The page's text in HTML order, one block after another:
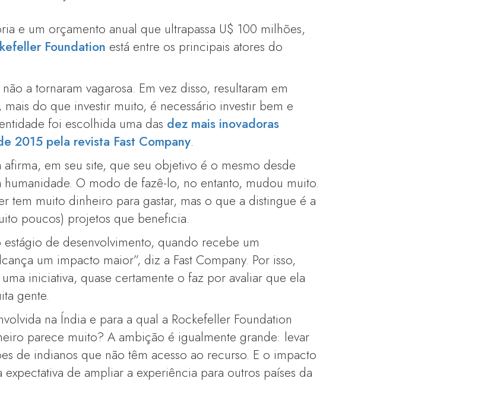
e um orçamento anual que ultrapassa U$ 100 milhões,
Foundation está entre os principais atores do
a tornaram vagarosa. Em vez disso, resultaram em
do que investir muito, é necessário investir bem e
foi escolhida uma das dez mais inovadoras
2015 pela revista Fast Company.
em seu site, que seu objetivo é o mesmo desde
O modo de fazê-lo, no entanto, mudou muito.
tem muito dinheiro para gastar, mas o que a distingue é a
poucos) projetos que beneficia.
de desenvolvimento, quando recebe um
um impacto maior”, diz a Fast Company. Por isso,
iniciativa, quase certamente o faz por avaliar que ela
gente.
na Índia e para a qual a Rockefeller Foundation
parece muito? A ambição é igualmente grande: levar
de indianos que não têm acesso ao recurso. E o impacto
de ampliar a experiência para outros países da